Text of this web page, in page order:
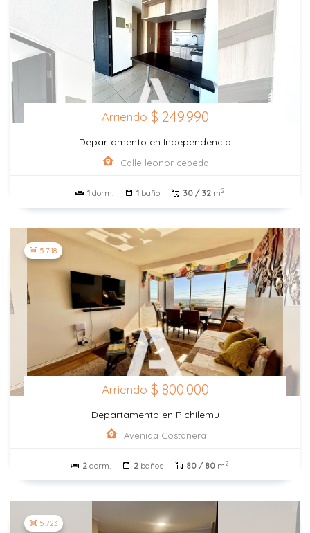
Arriendo $ 249.990
Departamento en Independencia
Calle leonor cepeda
1dorm. 1baño 30 / 32m2
5.718
Arriendo $ 800.000
Departamento en Pichilemu
Avenida Costanera
2 dorm. 2 baños 80 / 80 m2
5.723